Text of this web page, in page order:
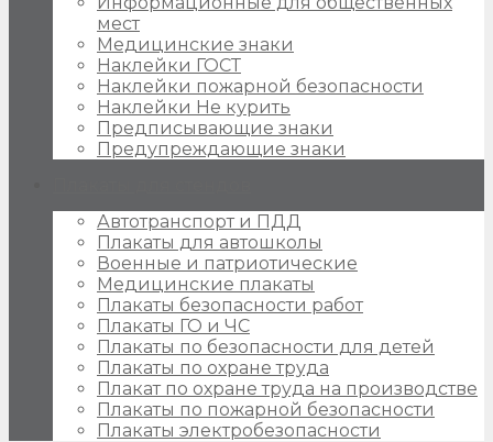
мест
Медицинские знаки
Наклейки ГОСТ
Наклейки пожарной безопасности
Наклейки Не курить
Предписывающие знаки
Предупреждающие знаки
Автотранспорт и ПДД
Плакаты для автошколы
Военные и патриотические
Медицинские плакаты
Плакаты безопасности работ
Плакаты ГО и ЧС
Плакаты по безопасности для детей
Плакаты по охране труда
Плакат по охране труда на производстве
Плакаты по пожарной безопасности
Плакаты электробезопасности